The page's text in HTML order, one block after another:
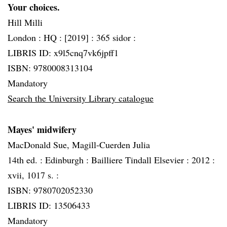
Your choices.
Hill Milli
London : HQ : [2019] : 365 sidor :
LIBRIS ID: x9l5cnq7vk6jpff1
ISBN: 9780008313104
Mandatory
Search the University Library catalogue
Mayes' midwifery
MacDonald Sue, Magill-Cuerden Julia
14th ed. : Edinburgh : Bailliere Tindall Elsevier : 2012 :
xvii, 1017 s. :
ISBN: 9780702052330
LIBRIS ID: 13506433
Mandatory